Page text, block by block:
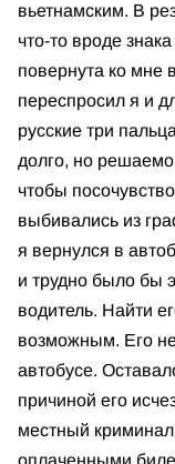
вьетнамским. В
что-то вроде
повернута ко мне
переспросил я и
русские три
долго, но
чтобы
выбивались из
я вернулся в
и трудно было бы
водитель. Найти
возможным. Его
автобусе.
причиной его
местный